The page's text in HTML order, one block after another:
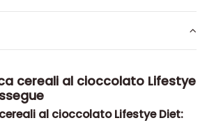
cereali al cioccolato Lifestye
al cioccolato Lifestye Diet: